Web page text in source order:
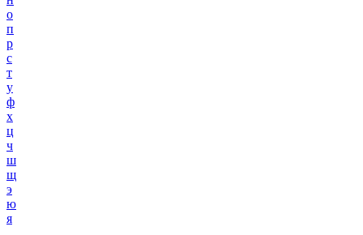
о
п
р
с
т
у
ф
х
ц
ч
ш
щ
э
ю
я